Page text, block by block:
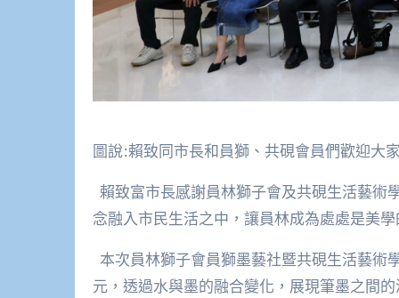
圖說:賴致同市長和員獅、共硯會員們歡迎大
賴致富市長感謝員林獅子會及共硯生活藝術
念融入市民生活之中，讓員林成為處處是美
本次員林獅子會員獅墨藝社暨共硯生活藝術
元，透過水與墨的融合變化，展現筆墨之間